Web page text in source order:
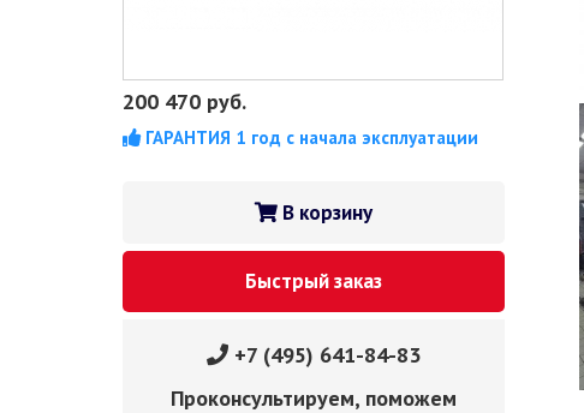
200 470 руб.
ГАРАНТИЯ 1 год с начала эксплуатации
В корзину
Быстрый заказ
+7 (495) 641-84-83
Проконсультируем, поможем